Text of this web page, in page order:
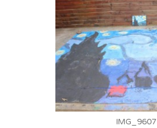
IMG_9607